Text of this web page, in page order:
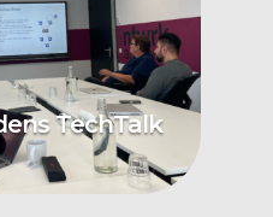
TechTalk